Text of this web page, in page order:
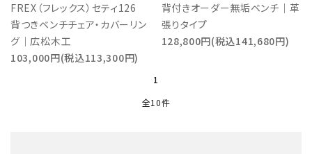
FREX（フレックス）セティ126
背つきベンチチェア・カバーリン
グ｜広松木工
103,000円(税込113,300円)
背付きオーダー無垢ベンチ｜革
張りタイプ
128,800円(税込141,680円)
1
全10件